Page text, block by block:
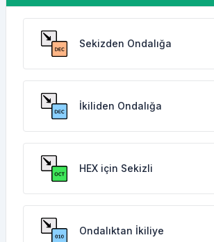
Sekizden Ondalığa
İkiliden Ondalığa
HEX için Sekizli
Ondalıktan İkiliye